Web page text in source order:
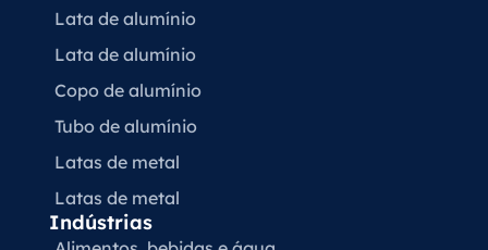
Lata de alumínio
Lata de alumínio
Copo de alumínio
Tubo de alumínio
Latas de metal
Latas de metal
Indústrias